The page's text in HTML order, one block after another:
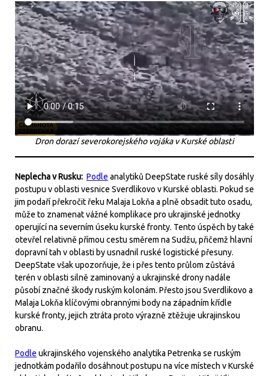
Dron dorazí severokorejského vojáka v Kurské oblasti
Neplecha v Rusku: Podle analytiků DeepState ruské síly dosáhly
postupu v oblasti vesnice Sverdlikovo v Kurské oblasti. Pokud se
jim podaří překročit řeku Malaja Lokňa a plně obsadit tuto osadu,
může to znamenat vážné komplikace pro ukrajinské jednotky
operující na severním úseku kurské fronty. Tento úspěch by také
otevřel relativně přímou cestu směrem na Sudžu, přičemž hlavní
dopravní tah v oblasti by usnadnil ruské logistické přesuny.
DeepState však upozorňuje, že i přes tento průlom zůstává
terén v oblasti silně zaminovaný a ukrajinské drony nadále
působí značné škody ruským kolonám. Přesto jsou Sverdlikovo a
Malaja Lokňa klíčovými obrannými body na západním křídle
kurské fronty, jejich ztráta proto výrazně ztěžuje ukrajinskou
obranu.
Podle ukrajinského vojenského analytika Petrenka se ruským
jednotkám podařilo dosáhnout postupu na více místech v Kurské